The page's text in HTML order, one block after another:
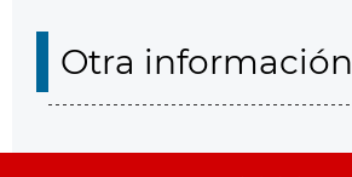
Otra información